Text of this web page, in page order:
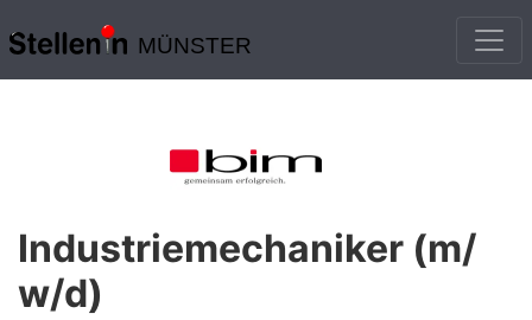
MÜNSTER
Industriemechaniker (m/
w/d)